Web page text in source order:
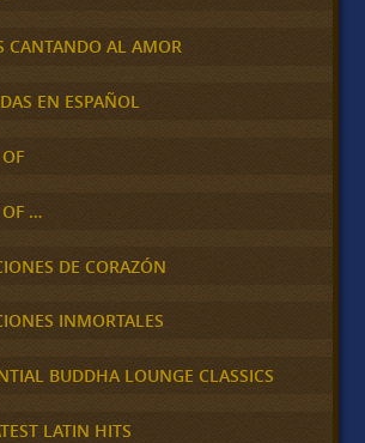
CANTANDO AL AMOR
EN ESPAÑOL
OF …
DE CORAZÓN
INMORTALES
BUDDHA LOUNGE CLASSICS
LATIN HITS